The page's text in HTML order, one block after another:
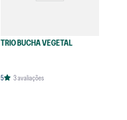
TRIO BUCHA VEGETAL
5 3avaliações